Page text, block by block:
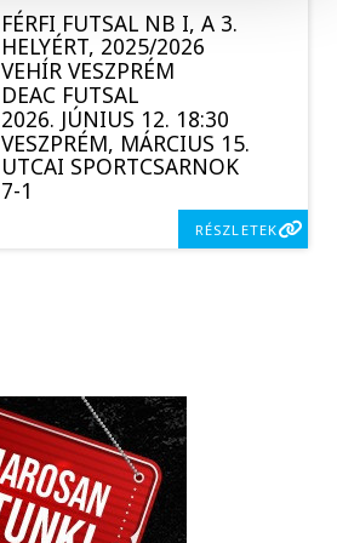
FÉRFI FUTSAL NB I, A 3.
HELYÉRT, 2025/2026
VEHÍR VESZPRÉM
DEAC FUTSAL
2026. JÚNIUS 12. 18:30
VESZPRÉM, MÁRCIUS 15.
UTCAI SPORTCSARNOK
7-1
RÉSZLETEK